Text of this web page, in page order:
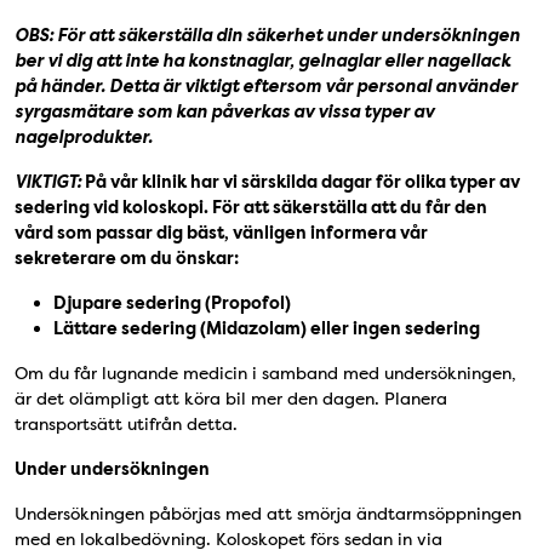
OBS: För att säkerställa din säkerhet under undersökningen
ber vi dig att inte ha konstnaglar, gelnaglar eller nagellack
på händer. Detta är viktigt eftersom vår personal använder
syrgasmätare som kan påverkas av vissa typer av
nagelprodukter.
VIKTIGT:På vår klinik har vi särskilda dagar för olika typer av
sedering vid koloskopi. För att säkerställa att du får den
vård som passar dig bäst, vänligen informera vår
sekreterare om du önskar:
Djupare sedering (Propofol)
Lättare sedering (Midazolam) eller ingen sedering
Om du får lugnande medicin i samband med undersökningen,
är det olämpligt att köra bil mer den dagen. Planera
transportsätt utifrån detta.
Under undersökningen
Undersökningen påbörjas med att smörja ändtarmsöppningen
med en lokalbedövning. Koloskopet förs sedan in via